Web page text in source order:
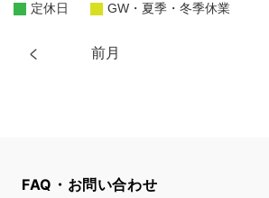
前月
定休日 GW・夏季・冬季休業
FAQ・お問い合わせ